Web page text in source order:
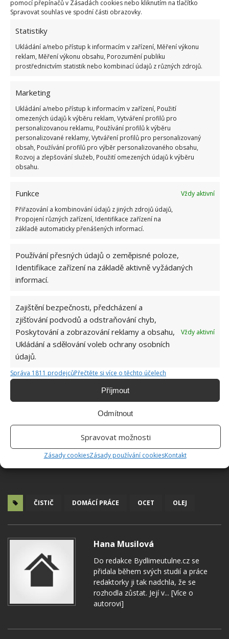
pomocí přepínačů v Zásadách cookies nebo kliknutím na tlačítko
Spravovat souhlas ve spodní části obrazovky.
Statistiky
Ukládání a/nebo přístup k informacím v zařízení, Měření výkonu
reklam, Měření výkonu obsahu, Porozumění publiku
prostřednictvím statistik nebo kombinací údajů z různých zdrojů.
Marketing
Ukládání a/nebo přístup k informacím v zařízení, Použití
omezených údajů k výběru reklam, Vytváření profilů pro
personalizovanou reklamu, Používání profilů k výběru
personalizované reklamy, Vytváření profilů pro personalizovaný
obsah, Používání profilů pro výběr personalizovaného obsahu,
Rozvoj a zlepšování služeb, Použití omezených údajů k výběru
obsahu.
Funkce
Vždy aktivní
Přiřazování a kombinování údajů z jiných zdrojů údajů,
Propojení různých zařízení, Identifikace zařízení na
základě automaticky přenášených informací.
Používání přesných údajů o zeměpisné poloze,
Identifikace zařízení na základě aktivně vyžádaných
informací.
Zajištění bezpečnosti, předcházení a
zjišťování podvodů a odstraňování chyb,
Poskytování a zobrazování reklamy a obsahu,
Ukládání a sdělování voleb ochrany osobních
údajů.
Vždy aktivní
Správa 1811 prodejcůPřečtěte si více o těchto účelech
Příjmout
Odmítnout
Spravovat možnosti
Zásady cookiesZásady používání cookiesKontakt
Vyčištění nábytku bude hračkou
Jak nábytek čistit? Pokud máte směs v rozprašovači,
stačí nastříkat na váš nábytek a hadříkem lehce
rozetřít po celé jeho ploše. Takto nechte působit asi
Nábytek bude opět dokonale čistý, bude mnohem
více zářit a bude se z něho linout příjemná vůně.
Proč právě tyto ingredience?
A proč používat právě tyto tři ingredience? Olivový
olej zajistí, že nábytek doslova nebude stárnout a
můžeme mluvit o něčem, co nahrazuje různé vosky a
podobné produkty. Esenciální olej zase provoní váš
interiér a také zajistí, že se z nábytku odstraní
zase zaujme svými čisticími vlastnostmi, díky kterým
dokáže velmi efektivně eliminovat jak viditelné
nečistoty, tak i bakterie.
ČISTIČ DOMÁCÍ PRÁCE OCET OLEJ
Hana Musilová
Do redakce Bydlimeutulne.cz se
přidala během svých studií a práce
redaktorky ji tak nadchla, že se
rozhodla zůstat. Její v... [Více o
autorovi]